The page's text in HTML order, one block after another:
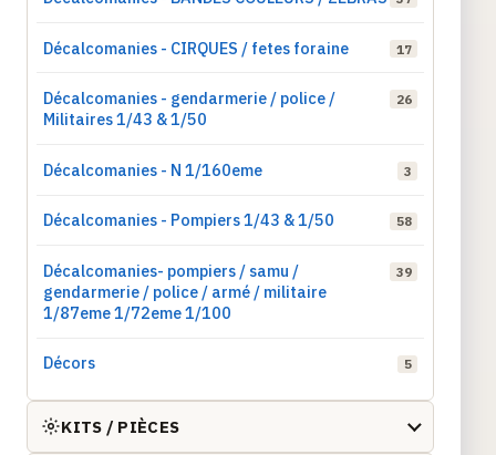
Décalcomanies - CIRQUES / fetes foraine 17
Décalcomanies - gendarmerie / police /
Militaires 1/43 & 1/50
26
Décalcomanies - N 1/160eme 3
Décalcomanies - Pompiers 1/43 & 1/50 58
Décalcomanies- pompiers / samu /
gendarmerie / police / armé / militaire
1/87eme 1/72eme 1/100
39
Décors 5
KITS / PIÈCES